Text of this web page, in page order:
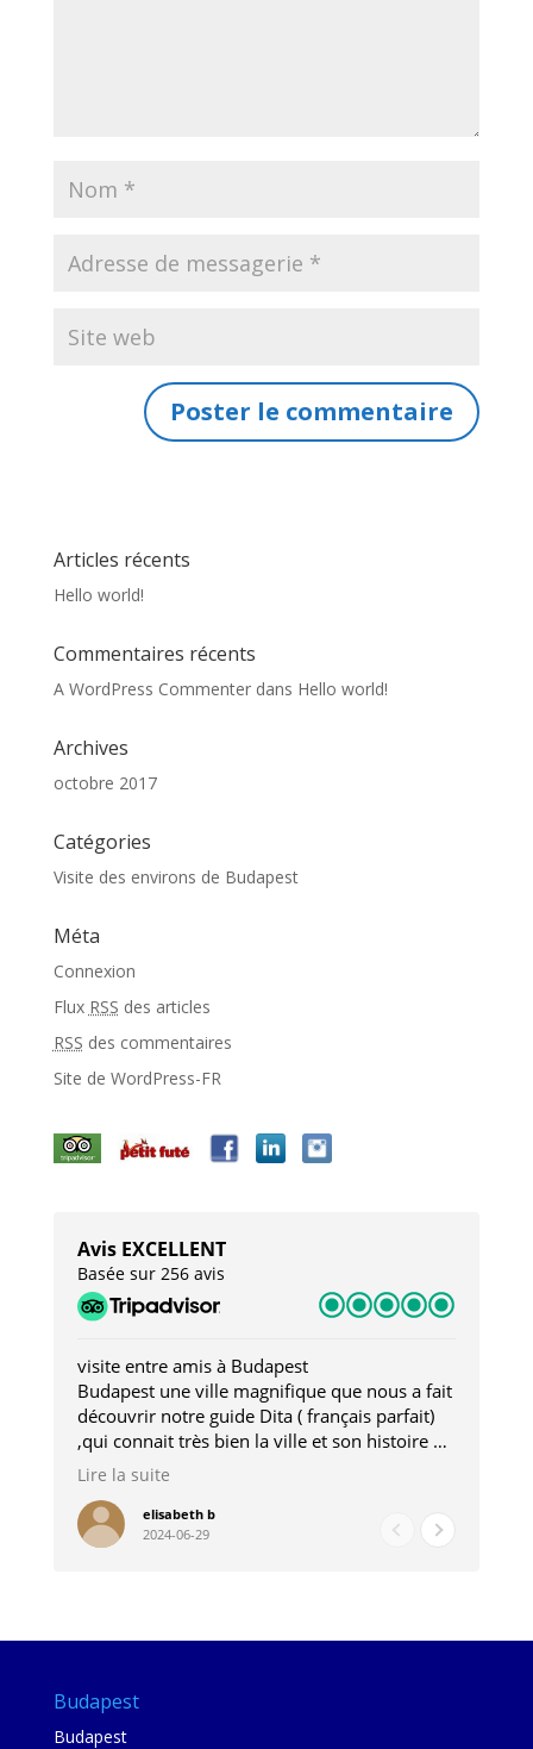
Articles récents
Hello world!
Commentaires récents
A WordPress Commenterdans Hello world!
Archives
octobre 2017
Catégories
Visite des environs de Budapest
Méta
Connexion
Flux RSS des articles
RSS des commentaires
Site de WordPress-FR
Avis EXCELLENT
Basée sur 256 avis
visite entre amis à Budapest
Budapest une ville magnifique que nous a fait
découvrir notre guide Dita ( français parfait)
,qui connait très bien la ville et son histoire et
qui nous a permis d'accéder à des lieux
pour les restaurants . A la fin de notre séjour
nous étions plus avec une amie qu' une guide
Lire la suite
elisabeth b
2024-06-29
Budapest
Budapest